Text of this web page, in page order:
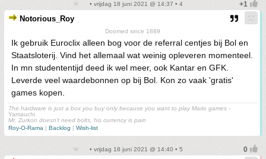
• vrijdag 18 juni 2021 @ 14:37 • 4
Notorious_Roy
Doomed since 1889
Ik gebruik Euroclix alleen bog voor de referral centjes bij Bol en
Staatsloterij. Vind het allemaal wat weinig opleveren momenteel.
In mn studententijd deed ik wel meer, ook Kantar en GFK.
Leverde veel waardebonnen op bij Bol. Kon zo vaak 'gratis'
games kopen.
The hardware is just a box you buy only because you want to play Mario games -
Yamauchi
Mr. Zurkon doesn't need bolts, his currency is pain
Roy-O-Rama | Backlog | Wish-list
• vrijdag 18 juni 2021 @ 14:40 • 5